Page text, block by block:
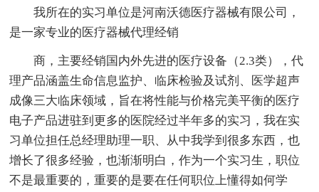
我所在的实习单位是河南沃德医疗器械有限公司，
是一家专业的医疗器械代理经销
商，主要经销国内外先进的医疗设备（2.3类），代
理产品涵盖生命信息监护、临床检验及试剂、医学超声
成像三大临床领域，旨在将性能与价格完美平衡的医疗
电子产品进驻到更多的医院经过半年多的实习，我在实
习单位担任总经理助理一职、从中我学到很多东西，也
增长了很多经验，也渐渐明白，作为一个实习生，职位
不是最重要的，重要的是要在任何职位上懂得如何学